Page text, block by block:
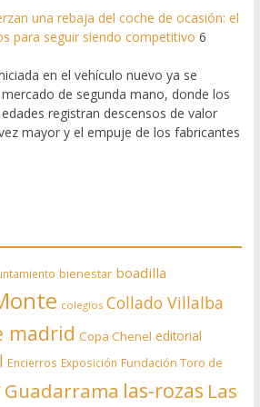
una rebaja del coche de ocasión: el
para seguir siendo competitivo 6
en el vehículo nuevo ya se
de segunda mano, donde los
registran descensos de valor
mayor y el empuje de los fabricantes
bienestar boadilla
colegios Collado Villalba
madrid Copa Chenel editorial
Encierros Exposición Fundación Toro de
Guadarrama las-rozas Las